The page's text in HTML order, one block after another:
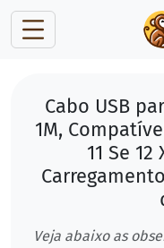
Cabo USB
1M,
11 Se 12
Veja abaixo as